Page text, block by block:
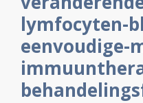
lymfocyten-
eenvoudige-